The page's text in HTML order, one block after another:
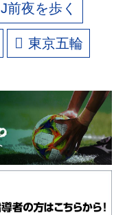
J前夜を歩く
東京五輪